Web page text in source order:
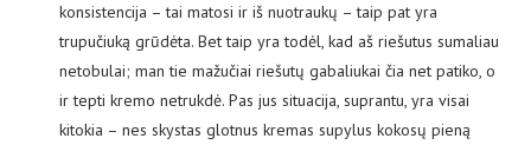
konsistencija – tai matosi ir iš nuotraukų – taip pat yra
trupučiuką grūdėta. Bet taip yra todėl, kad aš riešutus sumaliau
netobulai; man tie mažučiai riešutų gabaliukai čia net patiko, o
ir tepti kremo netrukdė. Pas jus situacija, suprantu, yra visai
kitokia – nes skystas glotnus kremas supylus kokosų pieną